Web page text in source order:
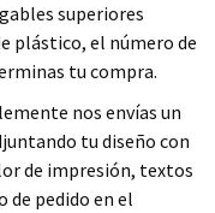
superiores
plástico, el número de
tu compra.
nos envías un
tu diseño con
de impresión, textos
de pedido en el